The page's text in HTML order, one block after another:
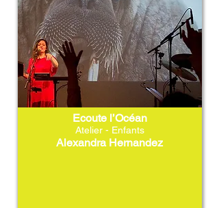
Ecoute l’Océan
Atelier - Enfants
Alexandra Hernandez